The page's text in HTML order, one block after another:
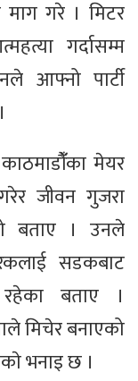
माग गरे । मिटर
गर्दासम्म
आफ्नो पार्टी
मेयर
जीवन गुजरा
बताए । उनले
सडकबाट
बताए ।
मिचेर बनाएको
भनाइ छ ।